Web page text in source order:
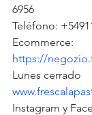
6956
Teléfono:
Ecommerce:
https://
Lunes cerrado
Instagram y